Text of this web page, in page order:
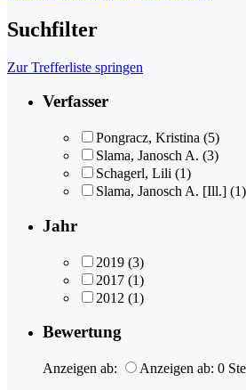
Suchfilter
Zur Trefferliste springen
Verfasser
Pongracz, Kristina (5)
Slama, Janosch A. (3)
Schagerl, Lili (1)
Slama, Janosch A. [Ill.] (1)
Jahr
2019 (3)
2017 (1)
2012 (1)
Bewertung
Anzeigen ab: Anzeigen ab: 0